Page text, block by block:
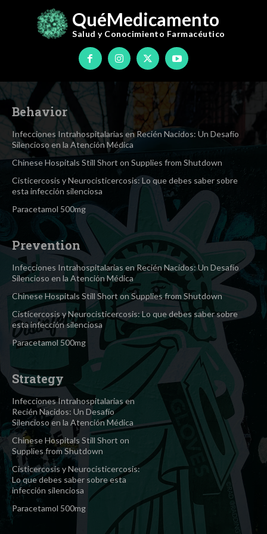
QuéMedicamento
Salud y Conocimiento Farmacéutico
Behavior
Infecciones Intrahospitalarias en Recién Nacidos: Un Desafío
Silencioso en la Atención Médica
Chinese Hospitals Still Short on Supplies from Shutdown
Cisticercosis y Neurocisticercosis: Lo que debes saber sobre
esta infección silenciosa
Paracetamol 500mg
Prevention
Infecciones Intrahospitalarias en Recién Nacidos: Un Desafío
Silencioso en la Atención Médica
Chinese Hospitals Still Short on Supplies from Shutdown
Cisticercosis y Neurocisticercosis: Lo que debes saber sobre
esta infección silenciosa
Paracetamol 500mg
Strategy
Infecciones Intrahospitalarias en
Recién Nacidos: Un Desafío
Silencioso en la Atención Médica
Chinese Hospitals Still Short on
Supplies from Shutdown
Cisticercosis y Neurocisticercosis:
Lo que debes saber sobre esta
infección silenciosa
Paracetamol 500mg